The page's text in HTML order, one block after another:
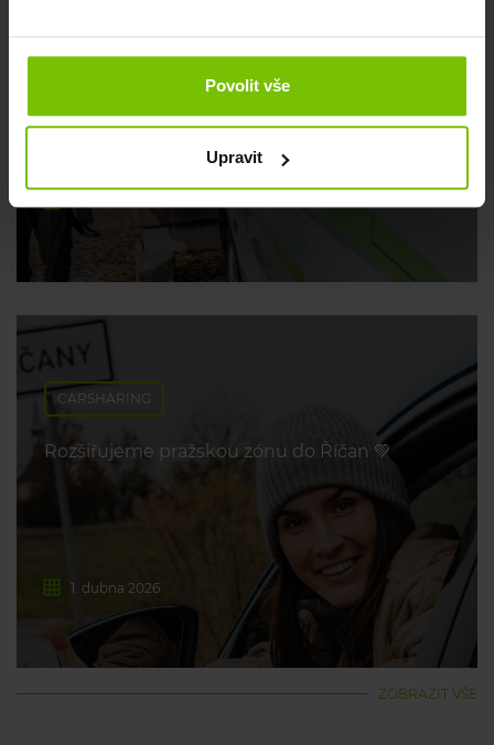
Povolit vše
Upravit
CARSHARING
Rozšiřujeme pražskou zónu do Říčan 💚
1. dubna 2026
ZOBRAZIT VŠE